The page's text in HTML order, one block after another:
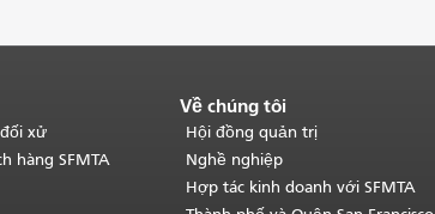
xử
hàng SFMTA
Về chúng tôi
Hội đồng quản trị
Nghề nghiệp
Hợp tác kinh doanh với SFMTA